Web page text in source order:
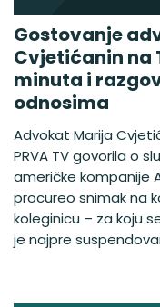
Gostovanje
Cvjetićanin na
minuta i
odnosima
Advokat Marija
PRVA TV govorila o
američke kompanije
procureo snimak na
koleginicu – za koju
je najpre